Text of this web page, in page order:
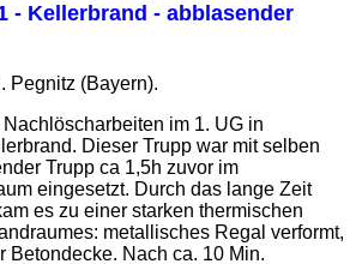
- Kellerbrand - abblasender
Pegnitz (Bayern).
Nachlöscharbeiten im 1. UG in
Dieser Trupp war mit selben
Trupp ca 1,5h zuvor im
eingesetzt. Durch das lange Zeit
es zu einer starken thermischen
metallisches Regal verformt,
Betondecke. Nach ca. 10 Min.